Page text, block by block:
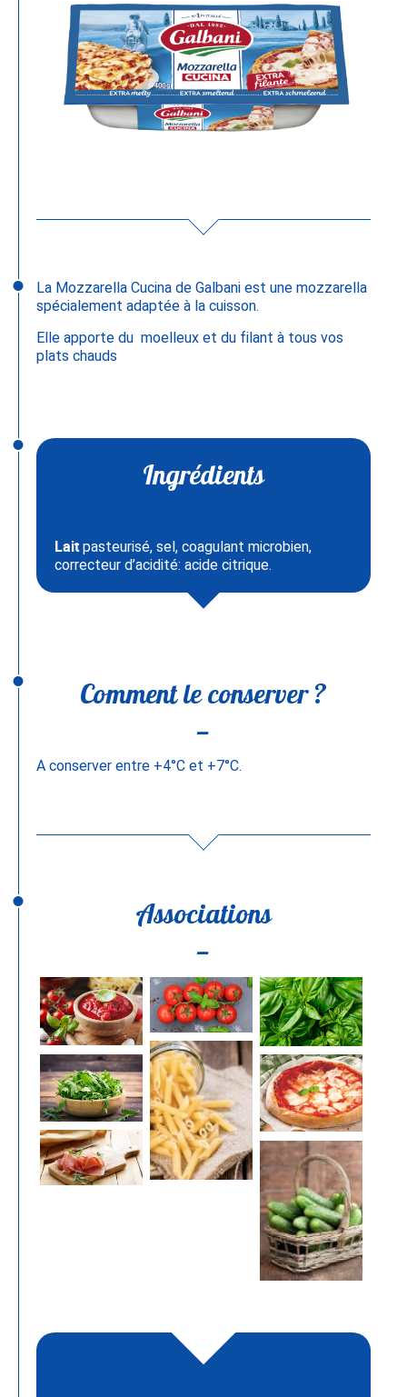
La Mozzarella Cucina de Galbani est une mozzarella
spécialement adaptée à la cuisson.
Elle apporte du moelleux et du filant à tous vos
plats chauds
Ingrédients
Laitpasteurisé, sel, coagulant microbien,
correcteur d’acidité: acide citrique.
Comment le conserver ?
A conserver entre +4°C et +7°C.
Associations